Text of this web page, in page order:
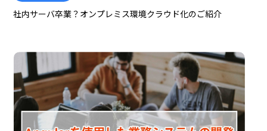
社内サーバ卒業？オンプレミス環境クラウド化のご紹介